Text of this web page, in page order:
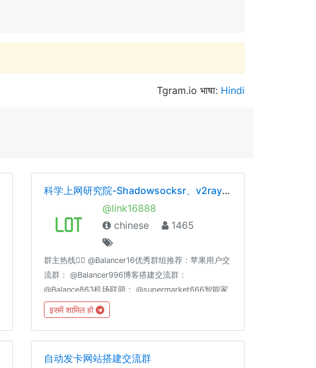
Tgram.io भाषा: Hindi
科学上网研究院-Shadowsocksr、v2ray、trojan
@link16888
chinese
1465
群主热线👉🏻 @Balancer16优秀群组推荐：苹果用户交
流群： @Balancer996博客搭建交流群：
@Balance863机场联萌： @supermarket666智能家
居交流群：
@homeassiant666MacOS/Hackintosh：
@justice996分享沉淀： @theguideoftelegram
इसमें शामिल हो
自动发卡网站搭建交流群